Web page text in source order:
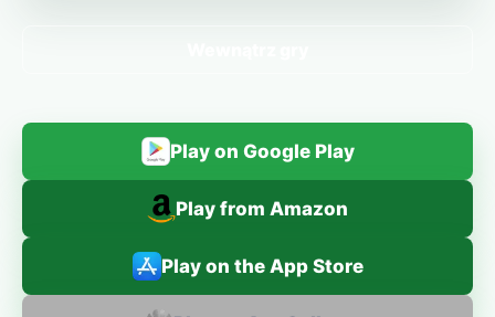
Play on Google Play
Play from Amazon
Play on the App Store